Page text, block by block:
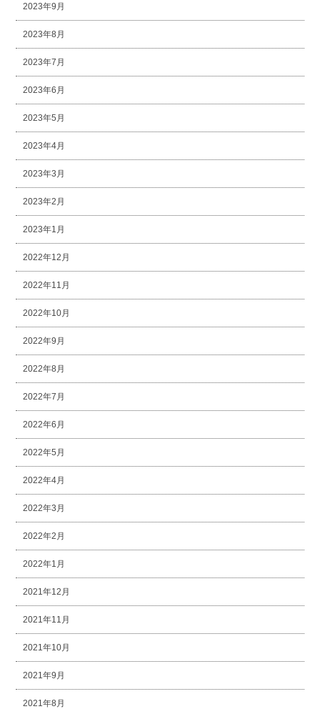
2023年9月
2023年8月
2023年7月
2023年6月
2023年5月
2023年4月
2023年3月
2023年2月
2023年1月
2022年12月
2022年11月
2022年10月
2022年9月
2022年8月
2022年7月
2022年6月
2022年5月
2022年4月
2022年3月
2022年2月
2022年1月
2021年12月
2021年11月
2021年10月
2021年9月
2021年8月